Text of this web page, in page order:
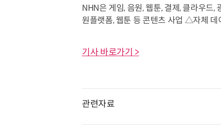
NHN은 게임, 음원, 웹툰, 결제, 클라우드
원플랫폼, 웹툰 등 콘텐츠 사업 △자체 데
기사 바로가기 >
관련자료